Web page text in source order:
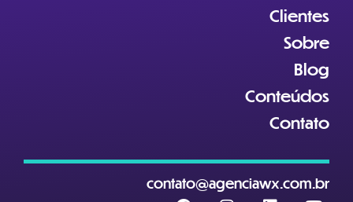
Clientes
Sobre
Blog
Conteúdos
Contato
contato@agenciawx.com.br